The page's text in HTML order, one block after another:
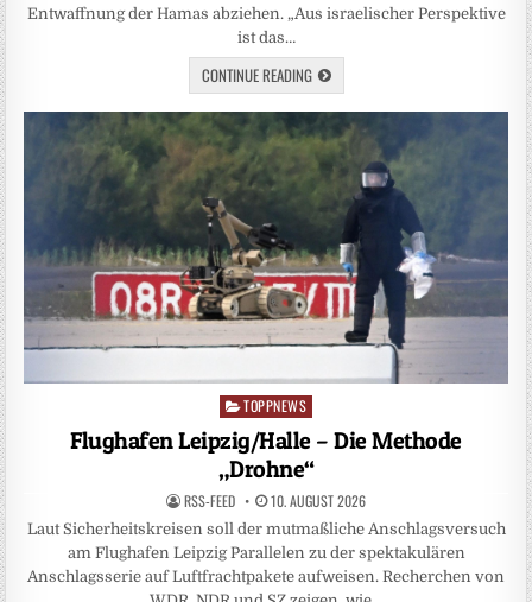
Entwaffnung der Hamas abziehen. „Aus israelischer Perspektive
ist das…
CONTINUE READING
Posted
in
TOPPNEWS
Flughafen Leipzig/Halle – Die Methode
„Drohne“
RSS-FEED 10. AUGUST 2026
Laut Sicherheitskreisen soll der mutmaßliche Anschlagsversuch
am Flughafen Leipzig Parallelen zu der spektakulären
Anschlagsserie auf Luftfrachtpakete aufweisen. Recherchen von